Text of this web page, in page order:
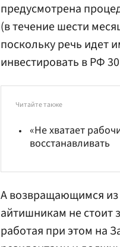
предусмотрена
(в течение шести
поскольку речь идет
инвестировать в РФ
Читайте также
«Не хватает
восстанавливать
А возвращающимся
айтишникам не стоит
работая при этом на